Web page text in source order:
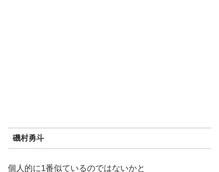
磯村勇斗
個人的に1番似ているのではないかと